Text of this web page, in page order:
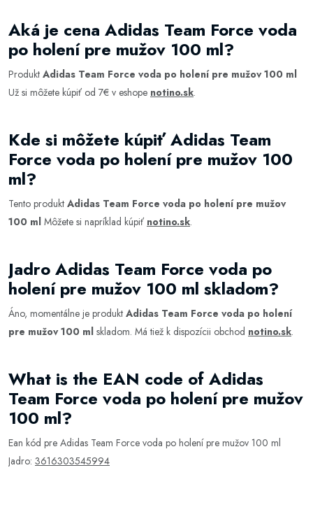
Aká je cena Adidas Team Force voda
po holení pre mužov 100 ml?
Produkt Adidas Team Force voda po holení pre mužov 100 ml
Už si môžete kúpiť od 7€ v eshope notino.sk.
Kde si môžete kúpiť Adidas Team
Force voda po holení pre mužov 100
ml?
Tento produkt Adidas Team Force voda po holení pre mužov
100 ml Môžete si napríklad kúpiť notino.sk.
Jadro Adidas Team Force voda po
holení pre mužov 100 ml skladom?
Áno, momentálne je produkt Adidas Team Force voda po holení
pre mužov 100 ml skladom. Má tiež k dispozícii obchod notino.sk.
What is the EAN code of Adidas
Team Force voda po holení pre mužov
100 ml?
Ean kód pre Adidas Team Force voda po holení pre mužov 100 ml
Jadro: 3616303545994